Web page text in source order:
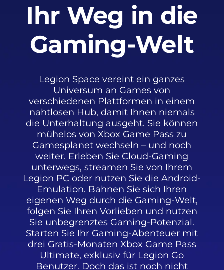
Ihr Weg in die
Gaming-Welt
Legion Space vereint ein ganzes
Universum an Games von
verschiedenen Plattformen in einem
nahtlosen Hub, damit Ihnen niemals
die Unterhaltung ausgeht. Sie können
mühelos von Xbox Game Pass zu
Gamesplanet wechseln – und noch
weiter. Erleben Sie Cloud-Gaming
unterwegs, streamen Sie von Ihrem
Legion PC oder nutzen Sie die Android-
Emulation. Bahnen Sie sich Ihren
eigenen Weg durch die Gaming-Welt,
folgen Sie Ihren Vorlieben und nutzen
Sie unbegrenztes Gaming-Potenzial.
Starten Sie Ihr Gaming-Abenteuer mit
drei Gratis-Monaten Xbox Game Pass
Ultimate, exklusiv für Legion Go
Benutzer. Doch das ist noch nicht